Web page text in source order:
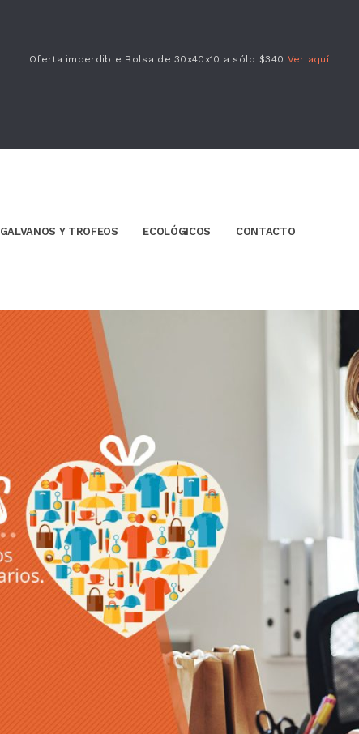
Oferta imperdible Bolsa de 30x40x10 a sólo $340 Ver aquí
GALVANOS Y TROFEOS ECOLÓGICOS CONTACTO